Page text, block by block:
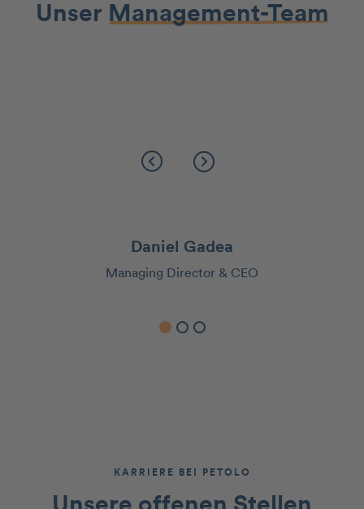
Unser Management-Team
Daniel Gadea
Managing Director & CEO
KARRIERE BEI PETOLO